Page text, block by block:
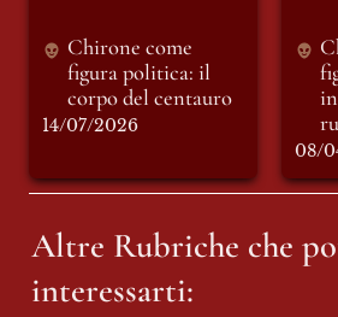
Chirone come
figura politica: il
corpo del centauro
14/07/2026
08/
Altre Rubriche che
interessarti: